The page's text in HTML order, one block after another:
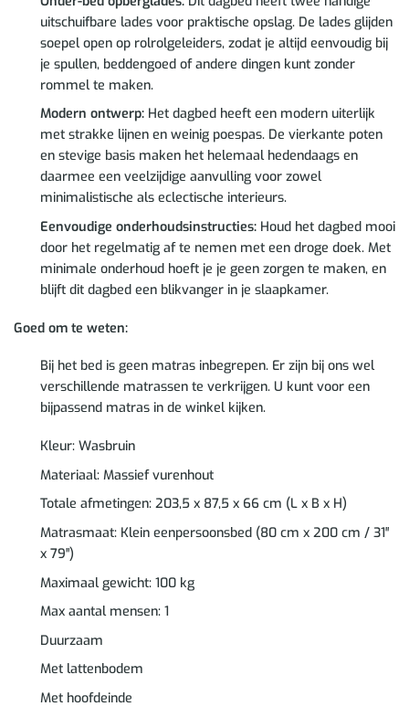
uitschuifbare lades voor praktische opslag. De lades glijden
soepel open op rolrolgeleiders, zodat je altijd eenvoudig bij
je spullen, beddengoed of andere dingen kunt zonder
rommel te maken.
Modern ontwerp:Het dagbed heeft een modern uiterlijk
met strakke lijnen en weinig poespas. De vierkante poten
en stevige basis maken het helemaal hedendaags en
daarmee een veelzijdige aanvulling voor zowel
minimalistische als eclectische interieurs.
Eenvoudige onderhoudsinstructies:Houd het dagbed mooi
door het regelmatig af te nemen met een droge doek. Met
minimale onderhoud hoeft je je geen zorgen te maken, en
blijft dit dagbed een blikvanger in je slaapkamer.
Goed om te weten:
Bij het bed is geen matras inbegrepen. Er zijn bij ons wel
verschillende matrassen te verkrijgen. U kunt voor een
bijpassend matras in de winkel kijken.
Kleur: Wasbruin
Materiaal: Massief vurenhout
Totale afmetingen: 203,5 x 87,5 x 66 cm (L x B x H)
Matrasmaat: Klein eenpersoonsbed (80 cm x 200 cm / 31″
x 79″)
Maximaal gewicht: 100 kg
Max aantal mensen: 1
Duurzaam
Met lattenbodem
Met hoofdeinde